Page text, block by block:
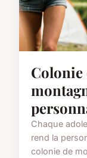
Colonie
Chaque
rend la
colonie de